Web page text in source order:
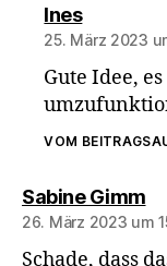
Inessagt:
25. März 2023
Gute Idee,
VOM
Sabine Gimm
26. März 2023 um
Schade, dass